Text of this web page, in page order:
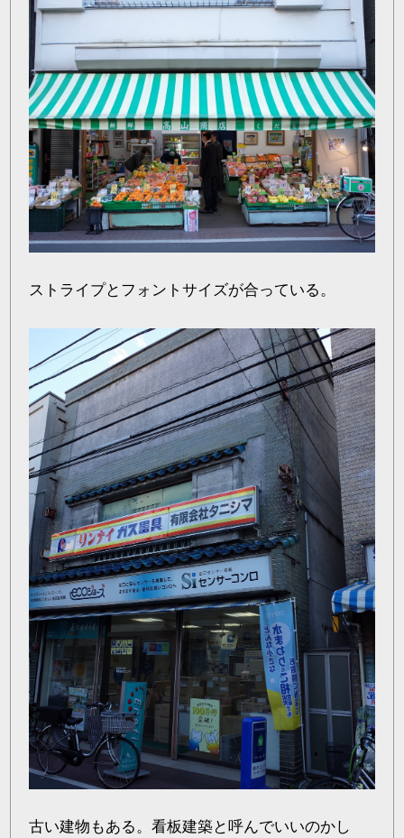
ストライプとフォントサイズが合っている。
古い建物もある。看板建築と呼んでいいのかし